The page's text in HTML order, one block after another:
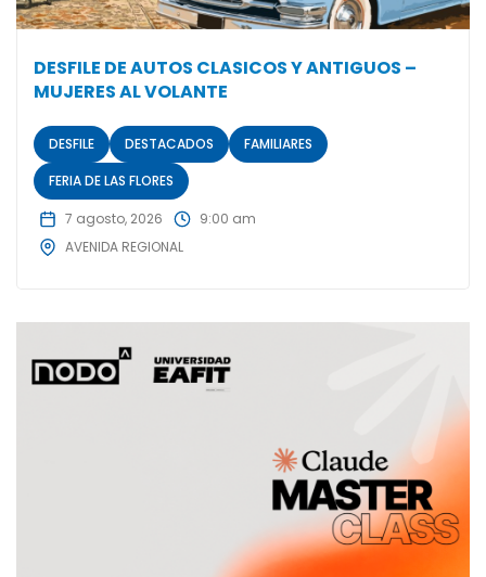
DESFILE DE AUTOS CLASICOS Y ANTIGUOS –
MUJERES AL VOLANTE
DESFILE DESTACADOS
FAMILIARES
FERIA DE LAS FLORES
7 agosto, 2026
9:00 am
AVENIDA REGIONAL